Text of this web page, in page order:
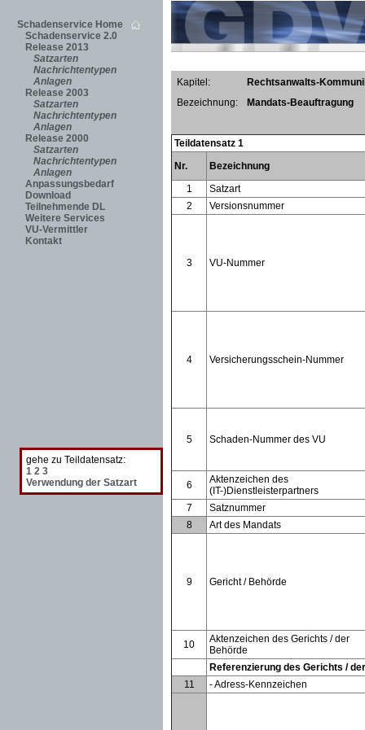
Schadenservice Home
Schadenservice 2.0
Release 2013
Satzarten
Nachrichtentypen
Anlagen
Release 2003
Satzarten
Nachrichtentypen
Anlagen
Release 2000
Satzarten
Nachrichtentypen
Anlagen
Anpassungsbedarf
Download
Teilnehmende DL
Weitere Services
VU-Vermittler
Kontakt
Kapitel:
Rechtsanwalts-
Bezeichnung:
Mandats-Beauftragung
Teildatensatz 1
gehe zu Teildatensatz:
1 2 3
Verwendung der Satzart
Nr.
Bezeichnung
1
Satzart
2
Versionsnummer
3 VU-Nummer
4 Versicherungsschein-Nummer
5 Schaden-Nummer des VU
6
Aktenzeichen des
(IT-)Dienstleisterpartners
7
Satznummer
8
Art des Mandats
9 Gericht / Behörde
10
Aktenzeichen des Gerichts / der
Behörde
Referenzierung des Gerichts /
11
- Adress-Kennzeichen